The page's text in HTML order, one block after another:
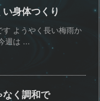
身体つくり
ようやく長い梅雨か
週は ...
なく調和で